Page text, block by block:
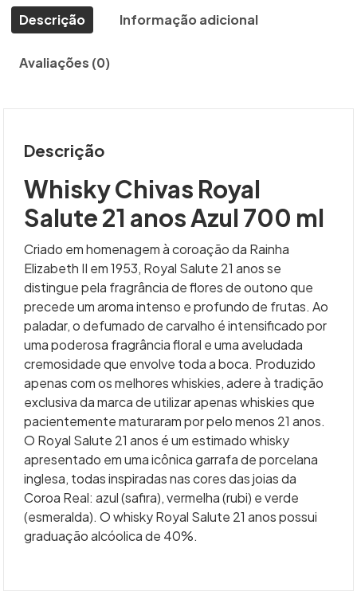
Descrição Informação adicional
Avaliações (0)
Descrição
Whisky Chivas Royal
Salute 21 anos Azul 700 ml
Criado em homenagem à coroação da Rainha
Elizabeth II em 1953, Royal Salute 21 anos se
distingue pela fragrância de flores de outono que
precede um aroma intenso e profundo de frutas. Ao
paladar, o defumado de carvalho é intensificado por
uma poderosa fragrância floral e uma aveludada
cremosidade que envolve toda a boca. Produzido
apenas com os melhores whiskies, adere à tradição
exclusiva da marca de utilizar apenas whiskies que
pacientemente maturaram por pelo menos 21 anos.
O Royal Salute 21 anos é um estimado whisky
apresentado em uma icônica garrafa de porcelana
inglesa, todas inspiradas nas cores das joias da
Coroa Real: azul (safira), vermelha (rubi) e verde
(esmeralda). O whisky Royal Salute 21 anos possui
graduação alcóolica de 40%.